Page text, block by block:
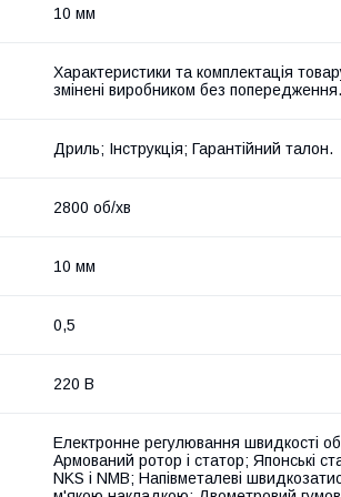
10 мм
Характеристики та комплектація
змінені виробником без попередження.
Дриль; Інструкція; Гарантійний талон.
2800 об/хв
10 мм
0,5
220 В
Електронне регулювання швидкості
Армований ротор і статор; Японські
NKS і NMB; Напівметалеві